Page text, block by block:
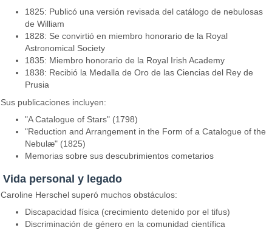
1825: Publicó una versión revisada del catálogo de nebulosas
de William
1828: Se convirtió en miembro honorario de la Royal
Astronomical Society
1835: Miembro honorario de la Royal Irish Academy
1838: Recibió la Medalla de Oro de las Ciencias del Rey de
Prusia
Sus publicaciones incluyen:
"A Catalogue of Stars" (1798)
"Reduction and Arrangement in the Form of a Catalogue of the
Nebulæ" (1825)
Memorias sobre sus descubrimientos cometarios
Vida personal y legado
Caroline Herschel superó muchos obstáculos:
Discapacidad física (crecimiento detenido por el tifus)
Discriminación de género en la comunidad científica